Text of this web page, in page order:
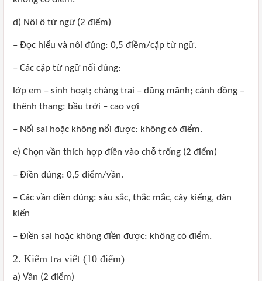
d) Nôi ô từ ngữ (2 điểm)
– Đọc hiểu và nôi đúng: 0,5 điềm/cặp từ ngữ.
– Các cặp từ ngữ nối đúng:
lớp em – sinh hoạt; chàng trai – dũng mãnh; cánh đồng –
thênh thang; bầu trời – cao vợi
– Nối sai hoặc không nổì được: không có điểm.
e) Chọn vần thích hợp điền vào chỗ trống (2 điểm)
– Điền đúng: 0,5 điểm/vần.
– Các vần điền đúng: sâu sắc, thắc mắc, cây kiểng, đàn
kiến
– Điền sai hoặc không điền được: không có điểm.
2. Kiểm tra viết (10 điểm)
a) Vần (2 điểm)